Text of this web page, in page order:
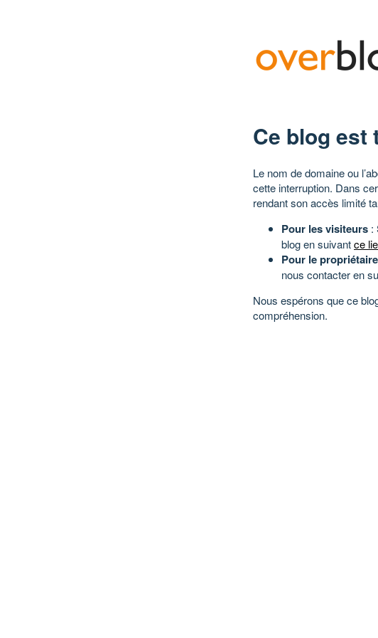
Ce blog est
Le nom de domaine ou
cette interruption. Dans
rendant son accès limité
Pour les visiteurs :
blog en suivantce
Pour le propriétaire
nous contacter en
Nous espérons que ce
compréhension.